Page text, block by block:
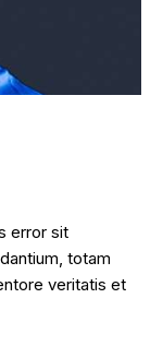
error sit
totam
veritatis et